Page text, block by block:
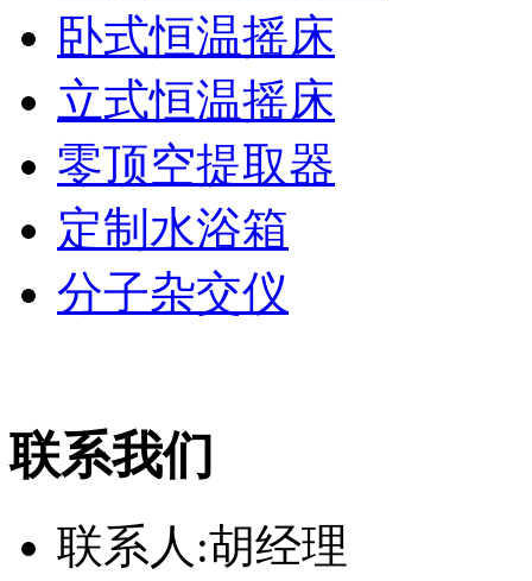
卧式恒温摇床
立式恒温摇床
零顶空提取器
定制水浴箱
分子杂交仪
联系我们
联系人:胡经理